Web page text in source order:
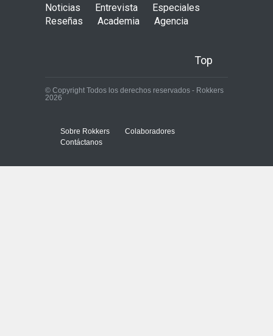
Noticias Entrevista
Especiales
Reseñas
Academia Agencia
Top
© Copyright Todos los derechos reservados - Rokkers
2026
Sobre Rokkers
Colaboradores
Contáctanos